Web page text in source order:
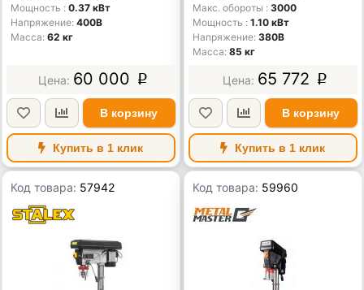
Мощность
0.37 кВт
Напряжение 400В
Масса 62 кг
60 000 p
В корзину
Купить в 1 клик
Макс. обороты
3000
Мощность
1.10 кВт
Напряжение 380В
Масса 85 кг
65 772 p
В корзину
Купить в 1 клик
Код товара: 57942 Код товара: 59960